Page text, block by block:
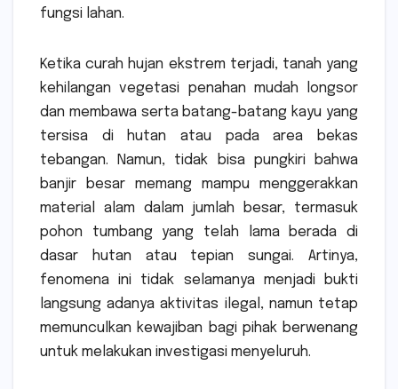
fungsi lahan.
Ketika curah hujan ekstrem terjadi, tanah yang
kehilangan vegetasi penahan mudah longsor
dan membawa serta batang-batang kayu yang
tersisa di hutan atau pada area bekas
tebangan. Namun, tidak bisa pungkiri bahwa
banjir besar memang mampu menggerakkan
material alam dalam jumlah besar, termasuk
pohon tumbang yang telah lama berada di
dasar hutan atau tepian sungai. Artinya,
fenomena ini tidak selamanya menjadi bukti
langsung adanya aktivitas ilegal, namun tetap
memunculkan kewajiban bagi pihak berwenang
untuk melakukan investigasi menyeluruh.